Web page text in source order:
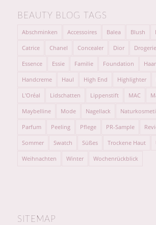
BEAUTY BLOG TAGS
Abschminken Accessoires Balea Blush
Catrice Chanel Concealer Dior Drogerie
Essence Essie Familie Foundation
Handcreme Haul High End Highlighter
L'Oréal Lidschatten Lippenstift MAC
Maybelline Mode Nagellack
Parfum Peeling Pflege PR-Sample
Sommer Swatch Süßes Trockene Haut
Weihnachten Winter Wochenrückblick
SITEMAP